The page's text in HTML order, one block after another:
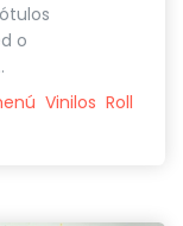
o
Vinilos Roll